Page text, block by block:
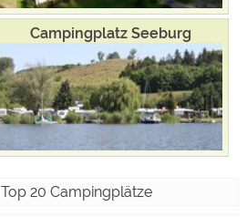
Campingplatz Seeburg
Top 20 Campingplätze